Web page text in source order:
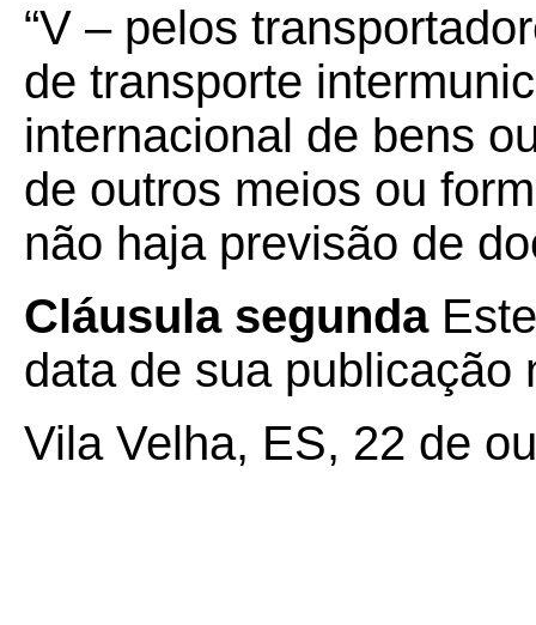
“V – pelos
de transporte
internacional de bens
de outros meios ou
não haja previsão de
Cláusula segunda
data de sua publicação
Vila Velha, ES, 22 de